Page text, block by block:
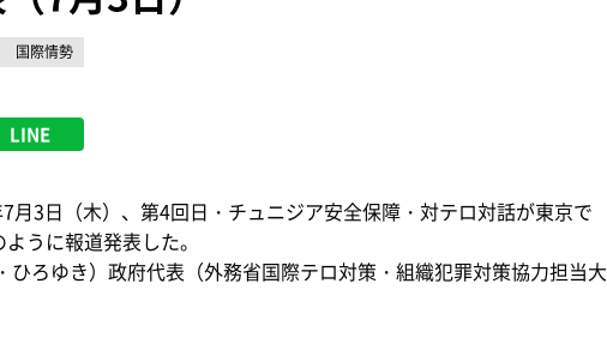
国際情勢
LINE
3日（木）、第4回日・チュニジア安全保障・対テロ対話が東京で
うに報道発表した。
ろゆき）政府代表（外務省国際テロ対策・組織犯罪対策協力担当大